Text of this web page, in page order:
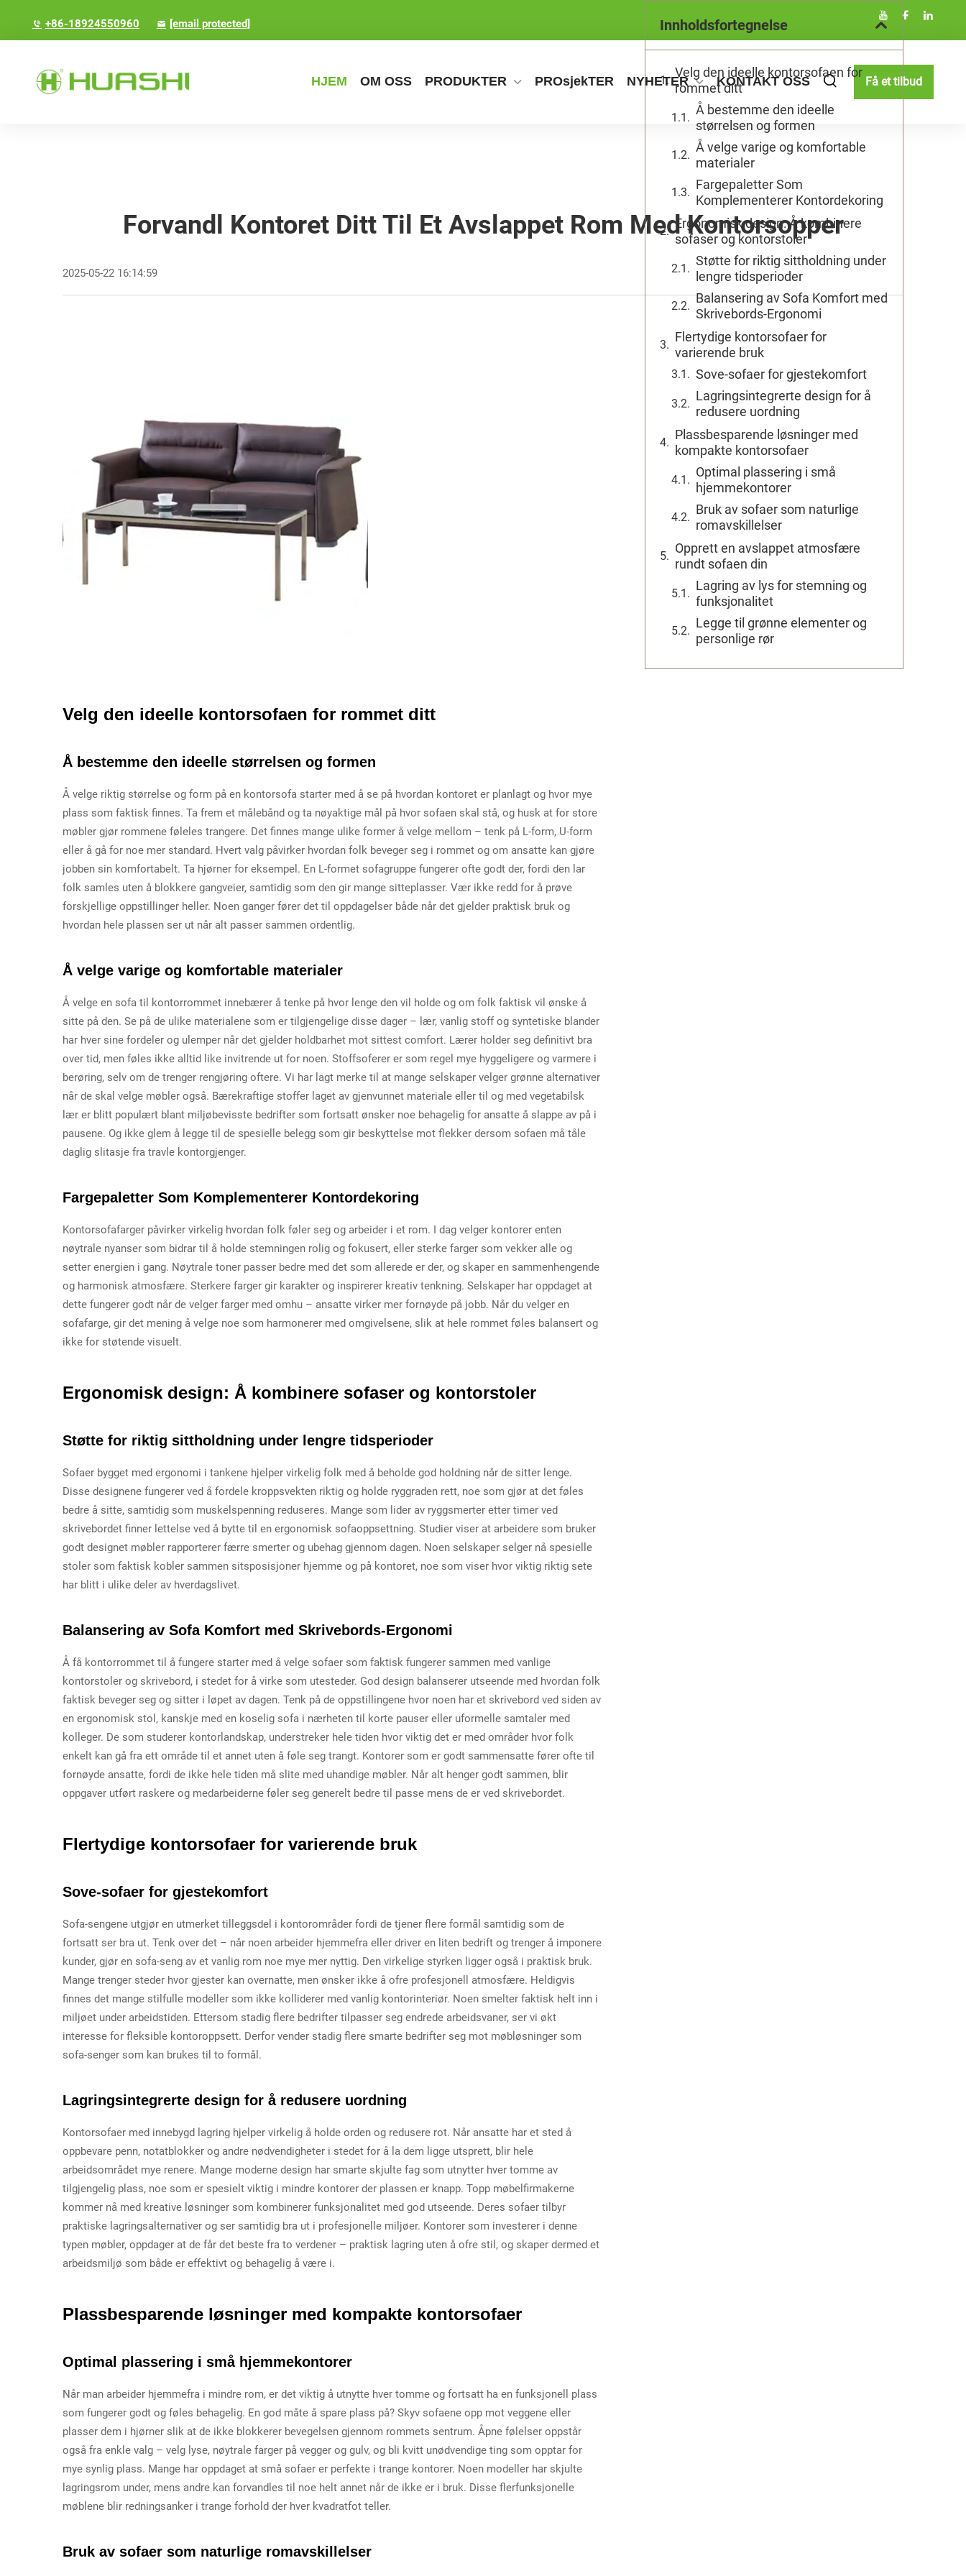
+86-18924550960 [email protected]
HJEM OM OSS PRODUKTER PROsjekTER NYHETER KONTAKT OSS Få et tilbud
Forvandl Kontoret Ditt Til Et Avslappet Rom Med Kontorsopper
2025-05-22 16:14:59
Velg den ideelle kontorsofaen for rommet ditt
Å bestemme den ideelle størrelsen og formen
Å velge riktig størrelse og form på en kontorsofa starter med å se på hvordan kontoret er planlagt og hvor mye
plass som faktisk finnes. Ta frem et målebånd og ta nøyaktige mål på hvor sofaen skal stå, og husk at for store
møbler gjør rommene føleles trangere. Det finnes mange ulike former å velge mellom – tenk på L-form, U-form
eller å gå for noe mer standard. Hvert valg påvirker hvordan folk beveger seg i rommet og om ansatte kan gjøre
jobben sin komfortabelt. Ta hjørner for eksempel. En L-formet sofagruppe fungerer ofte godt der, fordi den lar
folk samles uten å blokkere gangveier, samtidig som den gir mange sitteplasser. Vær ikke redd for å prøve
forskjellige oppstillinger heller. Noen ganger fører det til oppdagelser både når det gjelder praktisk bruk og
hvordan hele plassen ser ut når alt passer sammen ordentlig.
Å velge varige og komfortable materialer
Å velge en sofa til kontorrommet innebærer å tenke på hvor lenge den vil holde og om folk faktisk vil ønske å
sitte på den. Se på de ulike materialene som er tilgjengelige disse dager – lær, vanlig stoff og syntetiske blander
har hver sine fordeler og ulemper når det gjelder holdbarhet mot sittest comfort. Lærer holder seg definitivt bra
over tid, men føles ikke alltid like invitrende ut for noen. Stoffsoferer er som regel mye hyggeligere og varmere i
berøring, selv om de trenger rengjøring oftere. Vi har lagt merke til at mange selskaper velger grønne alternativer
når de skal velge møbler også. Bærekraftige stoffer laget av gjenvunnet materiale eller til og med vegetabilsk
lær er blitt populært blant miljøbevisste bedrifter som fortsatt ønsker noe behagelig for ansatte å slappe av på i
pausene. Og ikke glem å legge til de spesielle belegg som gir beskyttelse mot flekker dersom sofaen må tåle
daglig slitasje fra travle kontorgjenger.
Fargepaletter Som Komplementerer Kontordekoring
Kontorsofafarger påvirker virkelig hvordan folk føler seg og arbeider i et rom. I dag velger kontorer enten
nøytrale nyanser som bidrar til å holde stemningen rolig og fokusert, eller sterke farger som vekker alle og
setter energien i gang. Nøytrale toner passer bedre med det som allerede er der, og skaper en sammenhengende
og harmonisk atmosfære. Sterkere farger gir karakter og inspirerer kreativ tenkning. Selskaper har oppdaget at
dette fungerer godt når de velger farger med omhu – ansatte virker mer fornøyde på jobb. Når du velger en
sofafarge, gir det mening å velge noe som harmonerer med omgivelsene, slik at hele rommet føles balansert og
ikke for støtende visuelt.
Ergonomisk design: Å kombinere sofaser og kontorstoler
Støtte for riktig sittholdning under lengre tidsperioder
Sofaer bygget med ergonomi i tankene hjelper virkelig folk med å beholde god holdning når de sitter lenge.
Disse designene fungerer ved å fordele kroppsvekten riktig og holde ryggraden rett, noe som gjør at det føles
bedre å sitte, samtidig som muskelspenning reduseres. Mange som lider av ryggsmerter etter timer ved
skrivebordet finner lettelse ved å bytte til en ergonomisk sofaoppsettning. Studier viser at arbeidere som bruker
godt designet møbler rapporterer færre smerter og ubehag gjennom dagen. Noen selskaper selger nå spesielle
stoler som faktisk kobler sammen sitsposisjoner hjemme og på kontoret, noe som viser hvor viktig riktig sete
har blitt i ulike deler av hverdagslivet.
Balansering av Sofa Komfort med Skrivebords-Ergonomi
Å få kontorrommet til å fungere starter med å velge sofaer som faktisk fungerer sammen med vanlige
kontorstoler og skrivebord, i stedet for å virke som utesteder. God design balanserer utseende med hvordan folk
faktisk beveger seg og sitter i løpet av dagen. Tenk på de oppstillingene hvor noen har et skrivebord ved siden av
en ergonomisk stol, kanskje med en koselig sofa i nærheten til korte pauser eller uformelle samtaler med
kolleger. De som studerer kontorlandskap, understreker hele tiden hvor viktig det er med områder hvor folk
enkelt kan gå fra ett område til et annet uten å føle seg trangt. Kontorer som er godt sammensatte fører ofte til
fornøyde ansatte, fordi de ikke hele tiden må slite med uhandige møbler. Når alt henger godt sammen, blir
oppgaver utført raskere og medarbeiderne føler seg generelt bedre til passe mens de er ved skrivebordet.
Flertydige kontorsofaer for varierende bruk
Sove-sofaer for gjestekomfort
Sofa-sengene utgjør en utmerket tilleggsdel i kontorområder fordi de tjener flere formål samtidig som de
fortsatt ser bra ut. Tenk over det – når noen arbeider hjemmefra eller driver en liten bedrift og trenger å imponere
kunder, gjør en sofa-seng av et vanlig rom noe mye mer nyttig. Den virkelige styrken ligger også i praktisk bruk.
Mange trenger steder hvor gjester kan overnatte, men ønsker ikke å ofre profesjonell atmosfære. Heldigvis
finnes det mange stilfulle modeller som ikke kolliderer med vanlig kontorinteriør. Noen smelter faktisk helt inn i
miljøet under arbeidstiden. Ettersom stadig flere bedrifter tilpasser seg endrede arbeidsvaner, ser vi økt
interesse for fleksible kontoroppsett. Derfor vender stadig flere smarte bedrifter seg mot møbløsninger som
sofa-senger som kan brukes til to formål.
Lagringsintegrerte design for å redusere uordning
Kontorsofaer med innebygd lagring hjelper virkelig å holde orden og redusere rot. Når ansatte har et sted å
oppbevare penn, notatblokker og andre nødvendigheter i stedet for å la dem ligge utsprett, blir hele
arbeidsområdet mye renere. Mange moderne design har smarte skjulte fag som utnytter hver tomme av
tilgjengelig plass, noe som er spesielt viktig i mindre kontorer der plassen er knapp. Topp møbelfirmakerne
kommer nå med kreative løsninger som kombinerer funksjonalitet med god utseende. Deres sofaer tilbyr
praktiske lagringsalternativer og ser samtidig bra ut i profesjonelle miljøer. Kontorer som investerer i denne
typen møbler, oppdager at de får det beste fra to verdener – praktisk lagring uten å ofre stil, og skaper dermed et
arbeidsmiljø som både er effektivt og behagelig å være i.
Plassbesparende løsninger med kompakte kontorsofaer
Optimal plassering i små hjemmekontorer
Når man arbeider hjemmefra i mindre rom, er det viktig å utnytte hver tomme og fortsatt ha en funksjonell plass
som fungerer godt og føles behagelig. En god måte å spare plass på? Skyv sofaene opp mot veggene eller
plasser dem i hjørner slik at de ikke blokkerer bevegelsen gjennom rommets sentrum. Åpne følelser oppstår
også fra enkle valg – velg lyse, nøytrale farger på vegger og gulv, og bli kvitt unødvendige ting som opptar for
mye synlig plass. Mange har oppdaget at små sofaer er perfekte i trange kontorer. Noen modeller har skjulte
lagringsrom under, mens andre kan forvandles til noe helt annet når de ikke er i bruk. Disse flerfunksjonelle
møblene blir redningsanker i trange forhold der hver kvadratfot teller.
Bruk av sofaer som naturlige romavskillelser
Innholdsfortegnelse
Velg den ideelle kontorsofaen for
rommet ditt
Å bestemme den ideelle
størrelsen og formen
Å velge varige og komfortable
materialer
Fargepaletter Som
Komplementerer Kontordekoring
Ergonomisk design: Å kombinere
sofaser og kontorstoler
Støtte for riktig sittholdning under
lengre tidsperioder
Balansering av Sofa Komfort med
Skrivebords-Ergonomi
Flertydige kontorsofaer for
varierende bruk
Sove-sofaer for gjestekomfort
Lagringsintegrerte design for å
redusere uordning
Plassbesparende løsninger med
kompakte kontorsofaer
Optimal plassering i små
hjemmekontorer
Bruk av sofaer som naturlige
romavskillelser
Opprett en avslappet atmosfære
rundt sofaen din
Lagring av lys for stemning og
funksjonalitet
Legge til grønne elementer og
personlige rør